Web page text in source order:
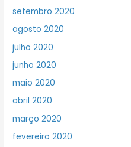
setembro 2020
agosto 2020
julho 2020
junho 2020
maio 2020
abril 2020
março 2020
fevereiro 2020